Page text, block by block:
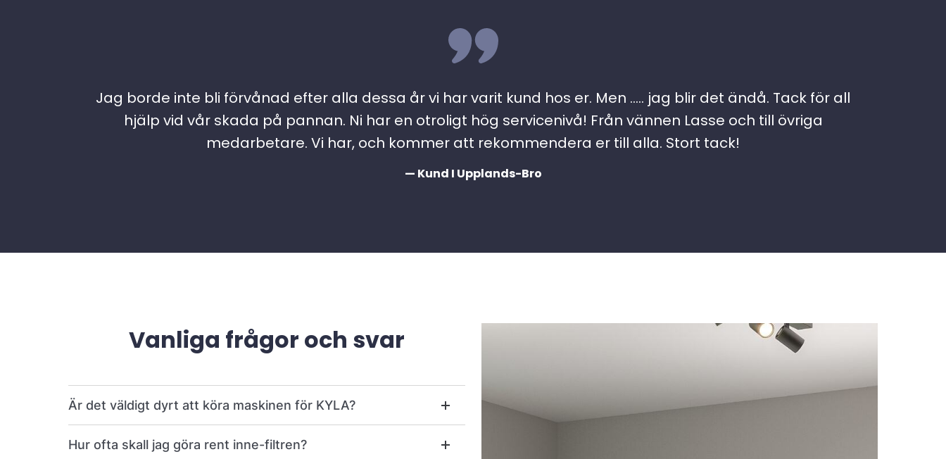
Jag borde inte bli förvånad efter alla dessa år vi har varit kund hos er. Men ….. jag blir det ändå. Tack för all
hjälp vid vår skada på pannan. Ni har en otroligt hög servicenivå! Från vännen Lasse och till övriga
medarbetare. Vi har, och kommer att rekommendera er till alla. Stort tack!
— Kund I Upplands-Bro
Vanliga frågor och svar
Är det väldigt dyrt att köra maskinen för KYLA?
Hur ofta skall jag göra rent inne-filtren?